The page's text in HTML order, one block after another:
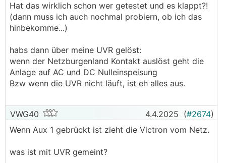
Hat das wirklich schon wer getestet und es klappt?!
(dann muss ich auch nochmal probiern, ob ich das
hinbekomme...)
habs dann über meine UVR gelöst:
wenn der Netzburgenland Kontakt auslöst geht die
Anlage auf AC und DC Nulleinspeisung
Bzw wenn die UVR nicht läuft, ist eh alles aus.
VWG40 4.4.2025 (#2674)
Wenn Aux 1 gebrückt ist zieht die Victron vom Netz.
was ist mit UVR gemeint?